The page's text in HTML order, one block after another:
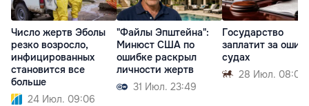
Число жертв Эболы
резко возросло,
инфицированных
становится все
больше
24 Июл. 09:06
"Файлы Эпштейна":
Минюст США по
ошибке раскрыл
личности жертв
31 Июл. 23:49
Государство
заплатит за
судах
28 Июл. 08:03